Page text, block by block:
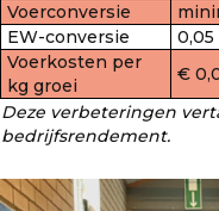
Voerconversie
EW-conversie
0,05
Voerkosten per
kg groei
€
Deze verbeteringen
bedrijfsrendement.